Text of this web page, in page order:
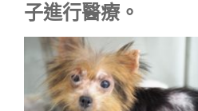
子進行醫療。